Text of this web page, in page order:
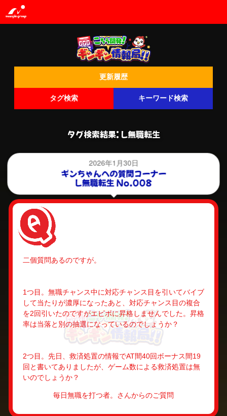
更新履歴
タグ検索 キーワード検索
タグ検索結果: L無職転生
2026年1月30日
ギンちゃんへの質問コーナー
L無職転生 No.008
二個質問あるのですが。
1つ目。無職チャンス中に対応チャンス目を引いてバイブ
して当たりが濃厚になったあと、対応チャンス目の複合
を2回引いたのですがエピボに昇格しませんでした。昇格
率は当落と別の抽選になっているのでしょうか？
2つ目。先日、救済処置の情報でAT間40回ボーナス間19
回と書いてありましたが、ゲーム数による救済処置は無
いのでしょうか？
毎日無職を打つ者。さんからのご質問